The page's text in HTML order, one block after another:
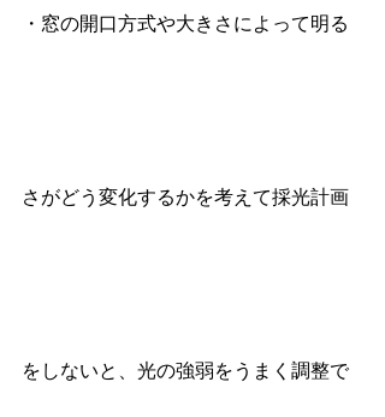
・窓の開口方式や大きさによって明る
さがどう変化するかを考えて採光計画
をしないと、光の強弱をうまく調整で